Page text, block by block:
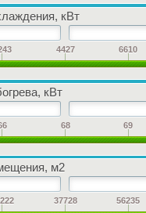
кВт
4427 6610
кВт
68 69
м2
37728 56235